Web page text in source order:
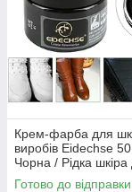
Крем-фарба для
виробів Еidechse
Чорна / Рідка шкіра
відновлення шкіри
Готово до відправки